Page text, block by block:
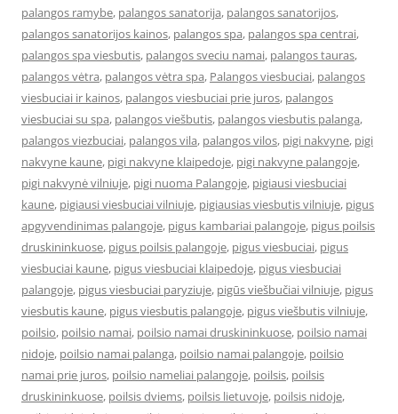
palangos ramybe, palangos sanatorija, palangos sanatorijos,
palangos sanatorijos kainos, palangos spa, palangos spa centrai,
palangos spa viesbutis, palangos sveciu namai, palangos tauras,
palangos vėtra, palangos vėtra spa, Palangos viesbuciai, palangos
viesbuciai ir kainos, palangos viesbuciai prie juros, palangos
viesbuciai su spa, palangos viešbutis, palangos viesbutis palanga,
palangos viezbuciai, palangos vila, palangos vilos, pigi nakvyne, pigi
nakvyne kaune, pigi nakvyne klaipedoje, pigi nakvyne palangoje,
pigi nakvynė vilniuje, pigi nuoma Palangoje, pigiausi viesbuciai
kaune, pigiausi viesbuciai vilniuje, pigiausias viesbutis vilniuje, pigus
apgyvendinimas palangoje, pigus kambariai palangoje, pigus poilsis
druskininkuose, pigus poilsis palangoje, pigus viesbuciai, pigus
viesbuciai kaune, pigus viesbuciai klaipedoje, pigus viesbuciai
palangoje, pigus viesbuciai paryziuje, pigūs viešbučiai vilniuje, pigus
viesbutis kaune, pigus viesbutis palangoje, pigus viešbutis vilniuje,
poilsio, poilsio namai, poilsio namai druskininkuose, poilsio namai
nidoje, poilsio namai palanga, poilsio namai palangoje, poilsio
namai prie juros, poilsio nameliai palangoje, poilsis, poilsis
druskininkuose, poilsis dviems, poilsis lietuvoje, poilsis nidoje,